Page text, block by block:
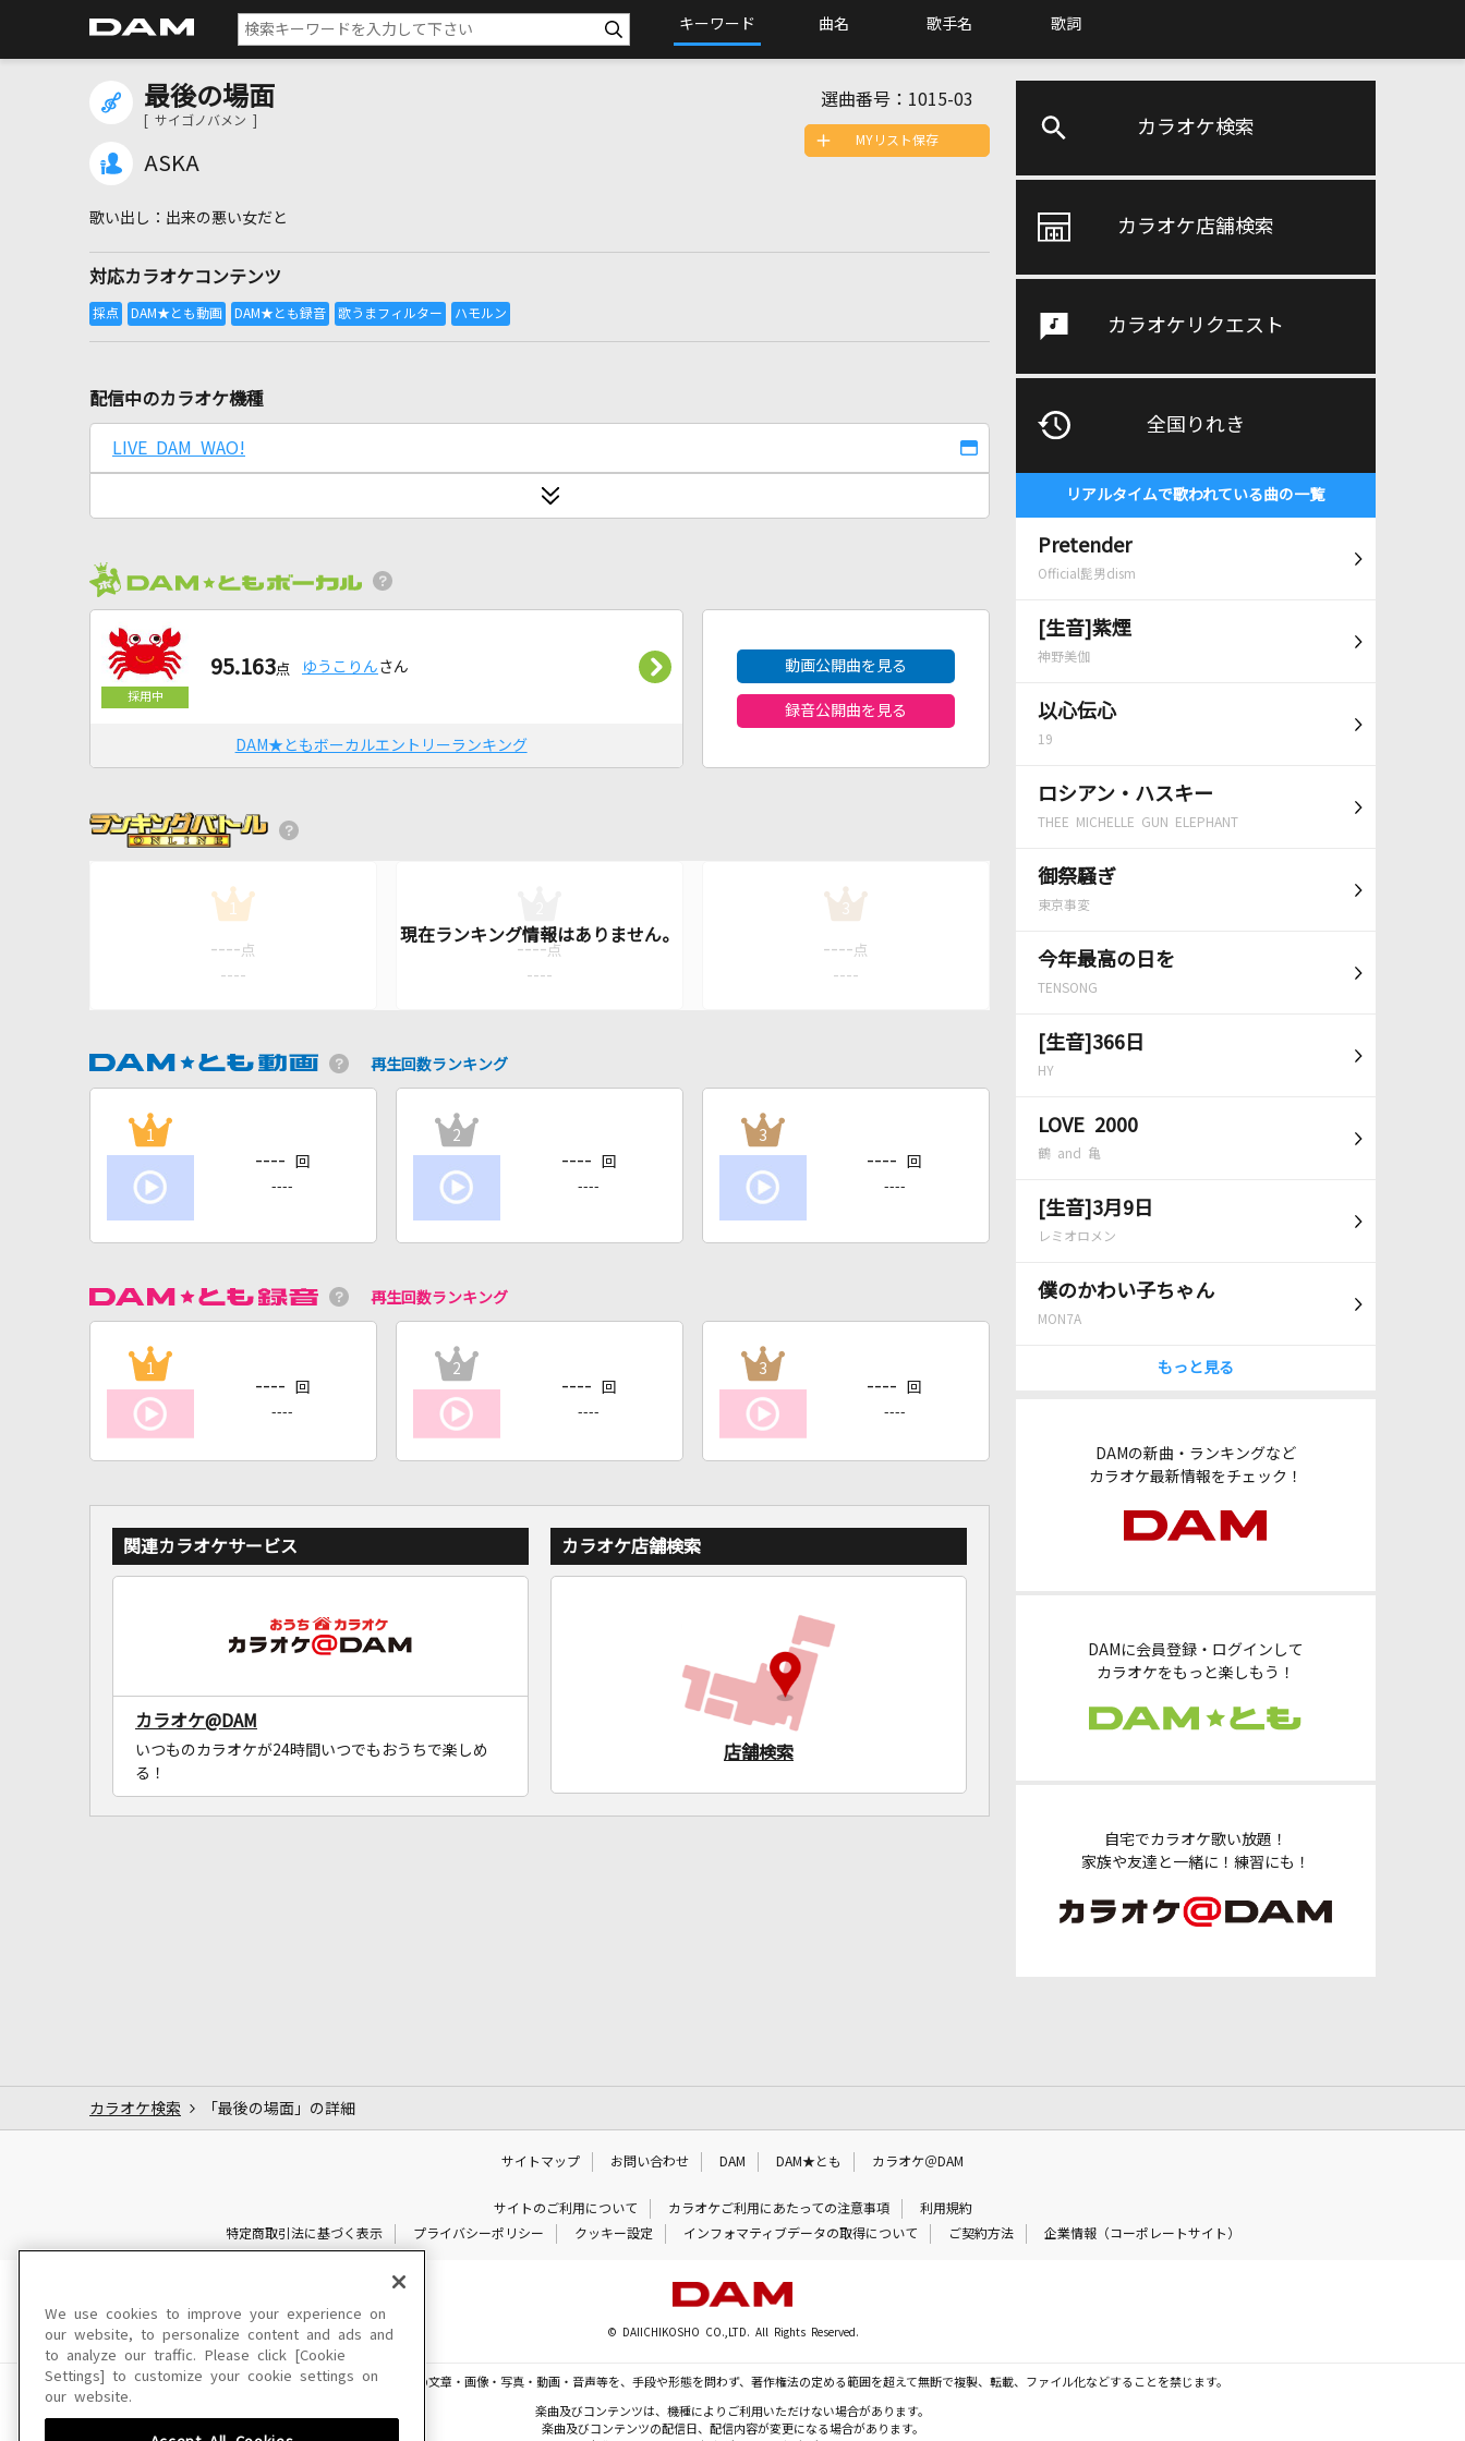
キーワード 曲名 歌手名 歌詞
カラオケ検索
カラオケ店舗検索
カラオケリクエスト
全国りれき
リアルタイムで歌われている曲の一覧
Pretender
Official髭男dism
[生音]紫煙
神野美伽
以心伝心
19
ロシアン・ハスキー
THEE MICHELLE GUN ELEPHANT
御祭騒ぎ
東京事変
今年最高の日を
TENSONG
[生音]366日
HY
LOVE 2000
鶴 and 亀
[生音]3月9日
レミオロメン
僕のかわい子ちゃん
MON7A
もっと見る
DAMの新曲・ランキングなど
カラオケ最新情報をチェック！
DAMに会員登録・ログインして
カラオケをもっと楽しもう！
自宅でカラオケ歌い放題！
家族や友達と一緒に！練習にも！
最後の場面
[ サイゴノバメン ]
ASKA
選曲番号： 1015-03
出来の悪い女だと
対応カラオケコンテンツ
MYリスト保存
配信中のカラオケ機種
LIVE DAM WAO!
95.163点 ゆうこりん さん
DAM★ともボーカルエントリーランキング
動画公開曲を見る
録音公開曲を見る
1
---- 点
----
---- 点
----
3
---- 点
----
再生回数ランキング
1
---- 回
----
2
---- 回
----
3
---- 回
----
再生回数ランキング
1
---- 回
----
2
---- 回
----
3
---- 回
----
関連カラオケサービス
カラオケ@DAM
いつものカラオケが24時間いつでもおうちで楽しめ
る！
カラオケ店舗検索
店舗検索
カラオケ検索 「最後の場面」の詳細
サイトマップ お問い合わせ DAM DAM★とも カラオケ＠DAM
サイトのご利用について カラオケご利用にあたっての注意事項
利用規約
特定商取引法に基づく表示
プライバシーポリシー クッキー設定 インフォマティブデータの取得について ご契約方法 企業情報（コーポレートサイト）
© DAIICHIKOSHO CO.,LTD. All Rights Reserved.
このサイトに掲載されている一切の文章・画像・写真・動画・音声等を、手段や形態を問わず、著作権法の定める範囲を超えて無断で複製、転載、ファイル化などすることを禁じます。
楽曲及びコンテンツは、機種によりご利用いただけない場合があります。
楽曲及びコンテンツの配信日、配信内容が変更になる場合があります。
We use cookies to improve your experience on
our website, to personalize content and ads and
to analyze our traffic. Please click [Cookie
Settings] to customize your cookie settings on
our website.